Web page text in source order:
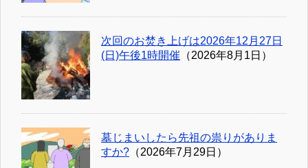
次回のお焚き上げは2026年12月27日
(日)午後1時開催 （2026年8月1日）
墓じまいしたら先祖の祟りがありま
すか? （2026年7月29日）